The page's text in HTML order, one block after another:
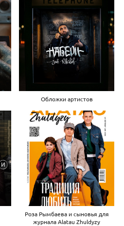
Обложки артистов
Роза Рымбаева и сыновья для
журнала Alatau Zhuldyzy